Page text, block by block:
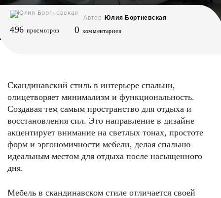
Автор Юлия Бортневская
496 просмотров 0 комментариев
Скандинавский стиль в интерьере спальни,
олицетворяет минимализм и функциональность.
Создавая тем самым пространство для отдыха и
восстановления сил. Это направление в дизайне
акцентирует внимание на светлых тонах, простоте
форм и эргономичности мебели, делая спальню
идеальным местом для отдыха после насыщенного
дня.
Мебель в скандинавском стиле отличается своей